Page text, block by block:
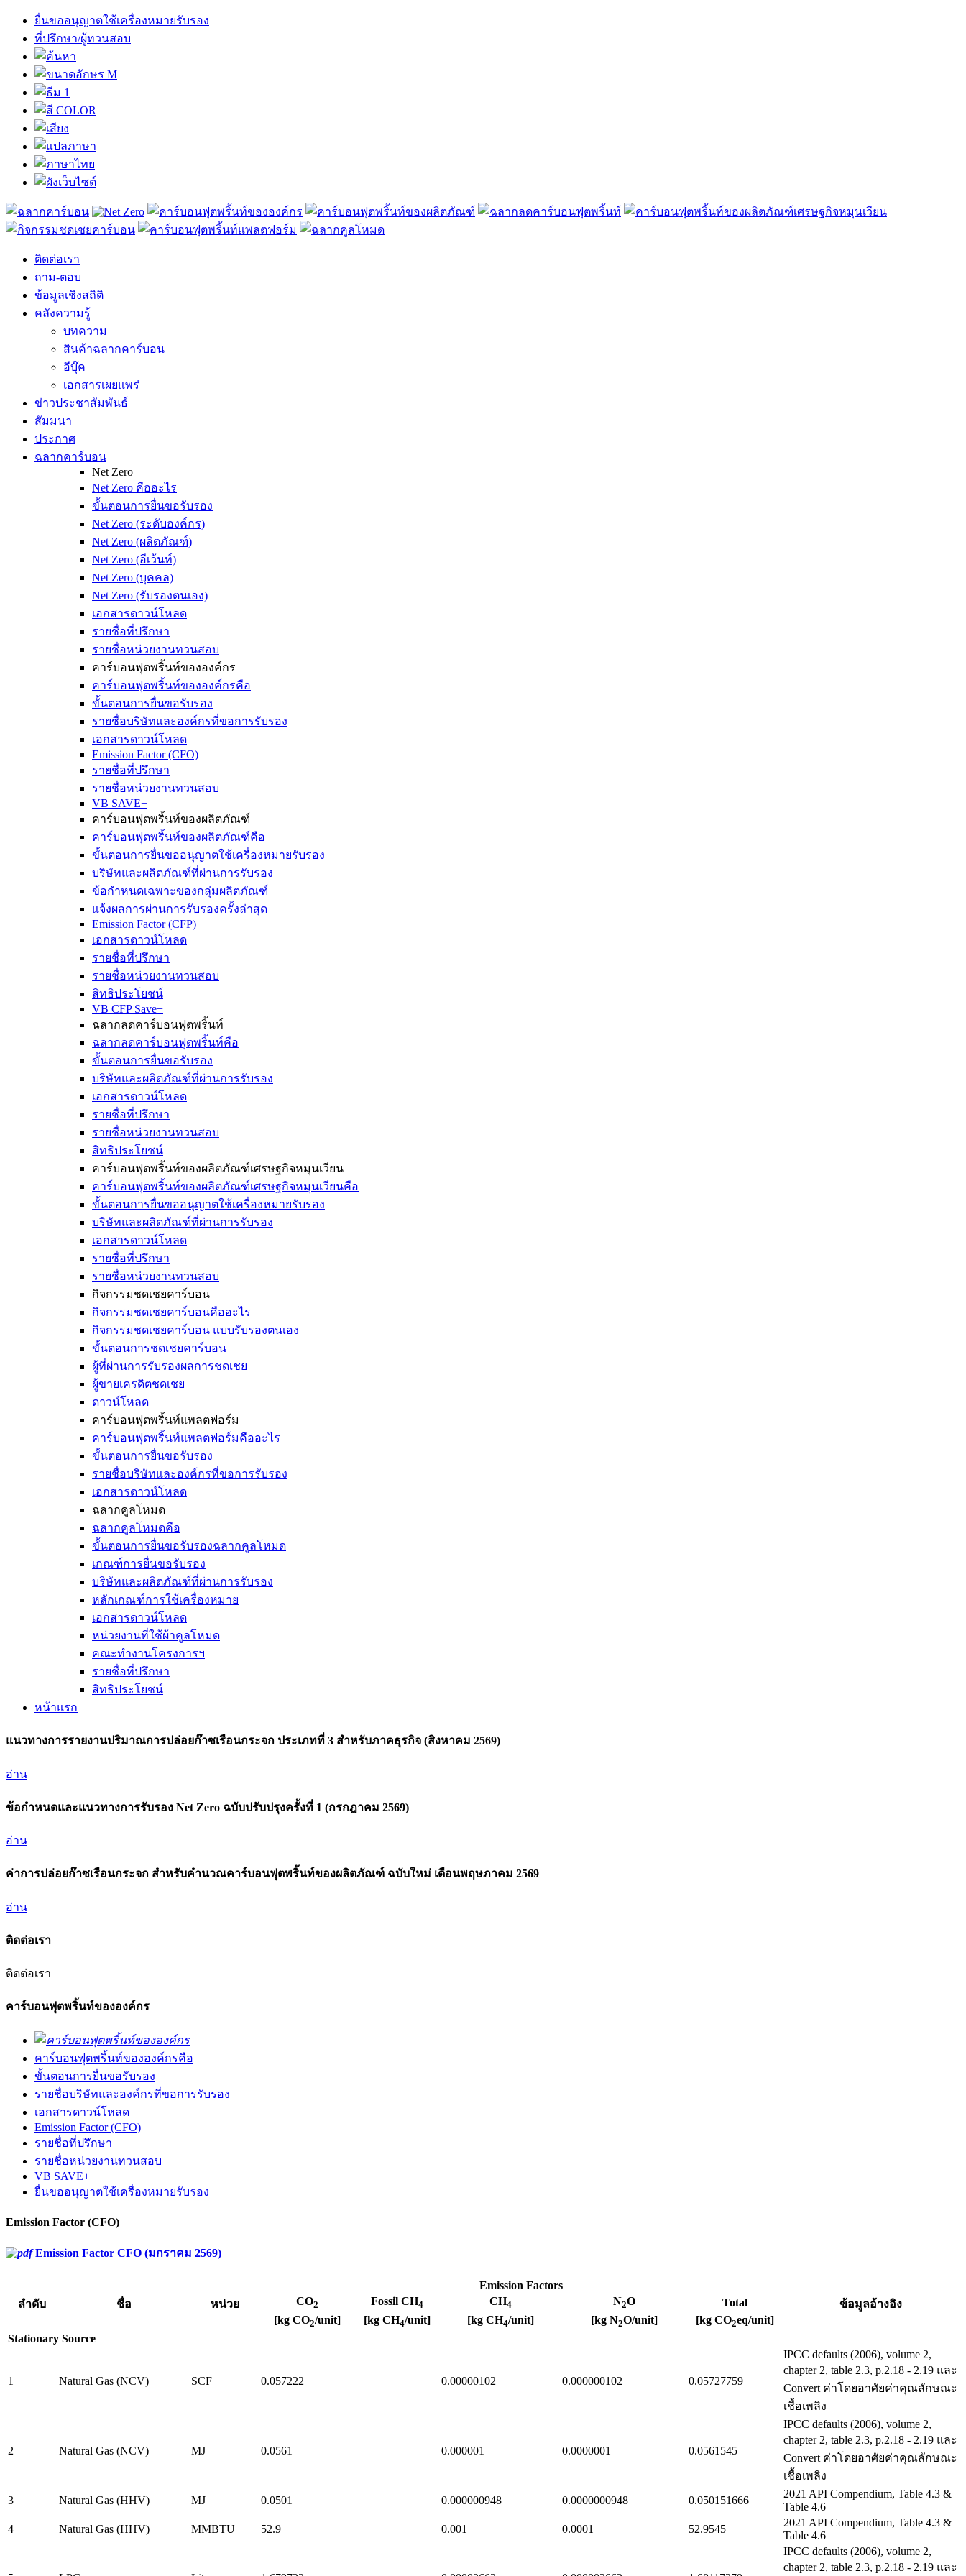
ยื่นขออนุญาตใช้เครื่องหมายรับรอง
ที่ปรึกษา/ผู้ทวนสอบ
ติดต่อเรา
ถาม-ตอบ
ข้อมูลเชิงสถิติ
คลังความรู้
บทความ
สินค้าฉลากคาร์บอน
อีบุ๊ค
เอกสารเผยแพร่
ข่าวประชาสัมพันธ์
สัมมนา
ประกาศ
ฉลากคาร์บอน
Net Zero
Net Zero คืออะไร
ขั้นตอนการยื่นขอรับรอง
Net Zero (ระดับองค์กร)
Net Zero (ผลิตภัณฑ์)
Net Zero (อีเว้นท์)
Net Zero (บุคคล)
Net Zero (รับรองตนเอง)
เอกสารดาวน์โหลด
รายชื่อที่ปรึกษา
รายชื่อหน่วยงานทวนสอบ
คาร์บอนฟุตพริ้นท์ขององค์กร
คาร์บอนฟุตพริ้นท์ขององค์กรคือ
ขั้นตอนการยื่นขอรับรอง
รายชื่อบริษัทและองค์กรที่ขอการรับรอง
เอกสารดาวน์โหลด
Emission Factor (CFO)
รายชื่อที่ปรึกษา
รายชื่อหน่วยงานทวนสอบ
VB SAVE+
คาร์บอนฟุตพริ้นท์ของผลิตภัณฑ์
คาร์บอนฟุตพริ้นท์ของผลิตภัณฑ์คือ
ขั้นตอนการยื่นขออนุญาตใช้เครื่องหมายรับรอง
บริษัทและผลิตภัณฑ์ที่ผ่านการรับรอง
ข้อกำหนดเฉพาะของกลุ่มผลิตภัณฑ์
แจ้งผลการผ่านการรับรองครั้งล่าสุด
Emission Factor (CFP)
เอกสารดาวน์โหลด
รายชื่อที่ปรึกษา
รายชื่อหน่วยงานทวนสอบ
สิทธิประโยชน์
VB CFP Save+
ฉลากลดคาร์บอนฟุตพริ้นท์
ฉลากลดคาร์บอนฟุตพริ้นท์คือ
ขั้นตอนการยื่นขอรับรอง
บริษัทและผลิตภัณฑ์ที่ผ่านการรับรอง
เอกสารดาวน์โหลด
รายชื่อที่ปรึกษา
รายชื่อหน่วยงานทวนสอบ
สิทธิประโยชน์
คาร์บอนฟุตพริ้นท์ของผลิตภัณฑ์เศรษฐกิจหมุนเวียน
คาร์บอนฟุตพริ้นท์ของผลิตภัณฑ์เศรษฐกิจหมุนเวียนคือ
ขั้นตอนการยื่นขออนุญาตใช้เครื่องหมายรับรอง
บริษัทและผลิตภัณฑ์ที่ผ่านการรับรอง
เอกสารดาวน์โหลด
รายชื่อที่ปรึกษา
รายชื่อหน่วยงานทวนสอบ
กิจกรรมชดเชยคาร์บอน
กิจกรรมชดเชยคาร์บอนคืออะไร
กิจกรรมชดเชยคาร์บอน แบบรับรองตนเอง
ขั้นตอนการชดเชยคาร์บอน
ผู้ที่ผ่านการรับรองผลการชดเชย
ผู้ขายเครดิตชดเชย
ดาวน์โหลด
คาร์บอนฟุตพริ้นท์แพลตฟอร์ม
คาร์บอนฟุตพริ้นท์แพลตฟอร์มคืออะไร
ขั้นตอนการยื่นขอรับรอง
รายชื่อบริษัทและองค์กรที่ขอการรับรอง
เอกสารดาวน์โหลด
ฉลากคูลโหมด
ฉลากคูลโหมดคือ
ขั้นตอนการยื่นขอรับรองฉลากคูลโหมด
เกณฑ์การยื่นขอรับรอง
บริษัทและผลิตภัณฑ์ที่ผ่านการรับรอง
หลักเกณฑ์การใช้เครื่องหมาย
เอกสารดาวน์โหลด
หน่วยงานที่ใช้ผ้าคูลโหมด
คณะทำงานโครงการฯ
รายชื่อที่ปรึกษา
สิทธิประโยชน์
หน้าแรก
แนวทางการรายงานปริมาณการปล่อยก๊าซเรือนกระจก ประเภทที่ 3 สำหรับภาคธุรกิจ (สิงหาคม 2569)
อ่าน
ข้อกำหนดและแนวทางการรับรอง Net Zero ฉบับปรับปรุงครั้งที่ 1 (กรกฎาคม 2569)
อ่าน
ค่าการปล่อยก๊าซเรือนกระจก สำหรับคำนวณคาร์บอนฟุตพริ้นท์ของผลิตภัณฑ์ ฉบับใหม่ เดือนพฤษภาคม 2569
อ่าน
ติดต่อเรา
ติดต่อเรา
คาร์บอนฟุตพริ้นท์ขององค์กร
คาร์บอนฟุตพริ้นท์ขององค์กรคือ
ขั้นตอนการยื่นขอรับรอง
รายชื่อบริษัทและองค์กรที่ขอการรับรอง
เอกสารดาวน์โหลด
Emission Factor (CFO)
รายชื่อที่ปรึกษา
รายชื่อหน่วยงานทวนสอบ
VB SAVE+
ยื่นขออนุญาตใช้เครื่องหมายรับรอง
Emission Factor (CFO)
Emission Factor CFO (มกราคม 2569)
ลำดับ ชื่อ หน่วย
Emission Factors
ข้อมูลอ้างอิง
CO2 Fossil CH4 CH4 N2O
Total
[kg CO2/unit] [kg CH4/unit] [kg CH4/unit] [kg N2O/unit] [kg CO2eq/unit]
Stationary Source
1 Natural Gas (NCV) SCF 0.057222 0.00000102 0.000000102 0.05727759
IPCC defaults (2006), volume 2,
chapter 2, table 2.3, p.2.18 - 2.19 และ
Convert ค่าโดยอาศัยค่าคุณลักษณะ
เชื้อเพลิง
2 Natural Gas (NCV) MJ 0.0561 0.000001 0.0000001 0.0561545
IPCC defaults (2006), volume 2,
chapter 2, table 2.3, p.2.18 - 2.19 และ
Convert ค่าโดยอาศัยค่าคุณลักษณะ
เชื้อเพลิง
3
Natural Gas (HHV) MJ 0.0501 0.000000948 0.0000000948 0.050151666
2021 API Compendium, Table 4.3 &
Table 4.6
4
Natural Gas (HHV) MMBTU 52.9 0.001 0.0001 52.9545
2021 API Compendium, Table 4.3 &
Table 4.6
IPCC defaults (2006), volume 2,
chapter 2, table 2.3, p.2.18 - 2.19 และ